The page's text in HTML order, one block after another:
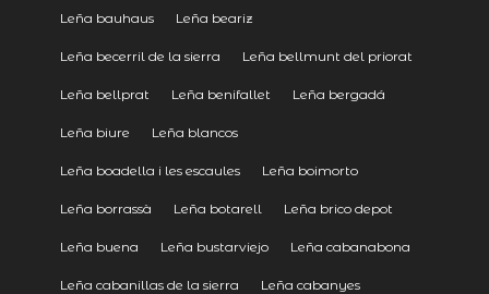
Leña bauhaus Leña beariz
Leña becerril de la sierra Leña bellmunt del priorat
Leña bellprat Leña benifallet Leña bergadá
Leña biure Leña blancos
Leña boadella i les escaules Leña boimorto
Leña borrassà Leña botarell Leña brico depot
Leña buena Leña bustarviejo Leña cabanabona
Leña cabanillas de la sierra Leña cabanyes